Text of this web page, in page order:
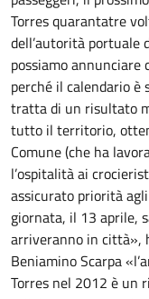
Torres quarantatre
dell’autorità portuale
possiamo annunciare
perché il calendario è
tratta di un risultato
tutto il territorio,
Comune (che ha
l’ospitalità ai
assicurato priorità
giornata, il 13 aprile,
arriveranno in città»,
Beniamino Scarpa
Torres nel 2012 è un